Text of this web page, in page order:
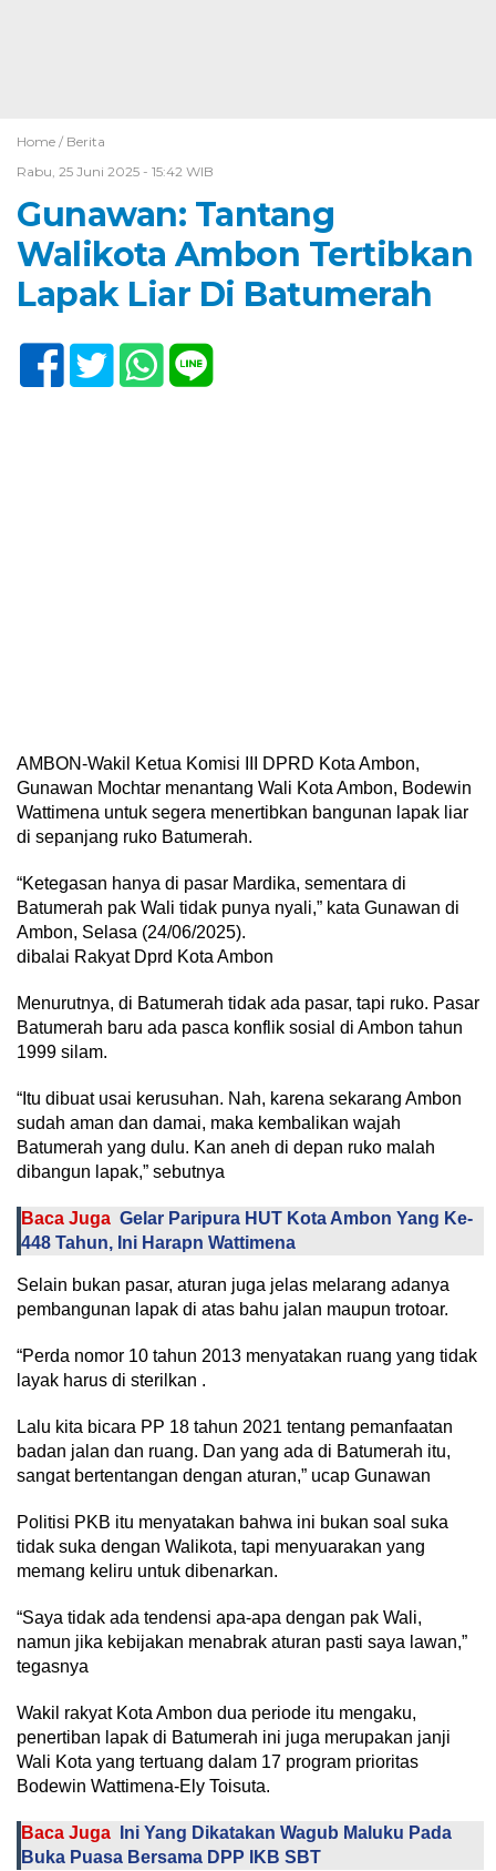
Home / Berita
Rabu, 25 Juni 2025 - 15:42 WIB
Gunawan: Tantang
Walikota Ambon Tertibkan
Lapak Liar Di Batumerah
AMBON-Wakil Ketua Komisi III DPRD Kota Ambon,
Gunawan Mochtar menantang Wali Kota Ambon, Bodewin
Wattimena untuk segera menertibkan bangunan lapak liar
di sepanjang ruko Batumerah.
“Ketegasan hanya di pasar Mardika, sementara di
Batumerah pak Wali tidak punya nyali,” kata Gunawan di
Ambon, Selasa (24/06/2025).
dibalai Rakyat Dprd Kota Ambon
Menurutnya, di Batumerah tidak ada pasar, tapi ruko. Pasar
Batumerah baru ada pasca konflik sosial di Ambon tahun
1999 silam.
“Itu dibuat usai kerusuhan. Nah, karena sekarang Ambon
sudah aman dan damai, maka kembalikan wajah
Batumerah yang dulu. Kan aneh di depan ruko malah
dibangun lapak,” sebutnya
Baca Juga Gelar Paripura HUT Kota Ambon Yang Ke-
448 Tahun, Ini Harapn Wattimena
Selain bukan pasar, aturan juga jelas melarang adanya
pembangunan lapak di atas bahu jalan maupun trotoar.
“Perda nomor 10 tahun 2013 menyatakan ruang yang tidak
layak harus di sterilkan .
Lalu kita bicara PP 18 tahun 2021 tentang pemanfaatan
badan jalan dan ruang. Dan yang ada di Batumerah itu,
sangat bertentangan dengan aturan,” ucap Gunawan
Politisi PKB itu menyatakan bahwa ini bukan soal suka
tidak suka dengan Walikota, tapi menyuarakan yang
memang keliru untuk dibenarkan.
“Saya tidak ada tendensi apa-apa dengan pak Wali,
namun jika kebijakan menabrak aturan pasti saya lawan,”
tegasnya
Wakil rakyat Kota Ambon dua periode itu mengaku,
penertiban lapak di Batumerah ini juga merupakan janji
Wali Kota yang tertuang dalam 17 program prioritas
Bodewin Wattimena-Ely Toisuta.
Baca Juga
Ini Yang Dikatakan Wagub Maluku Pada
Buka Puasa Bersama DPP IKB SBT